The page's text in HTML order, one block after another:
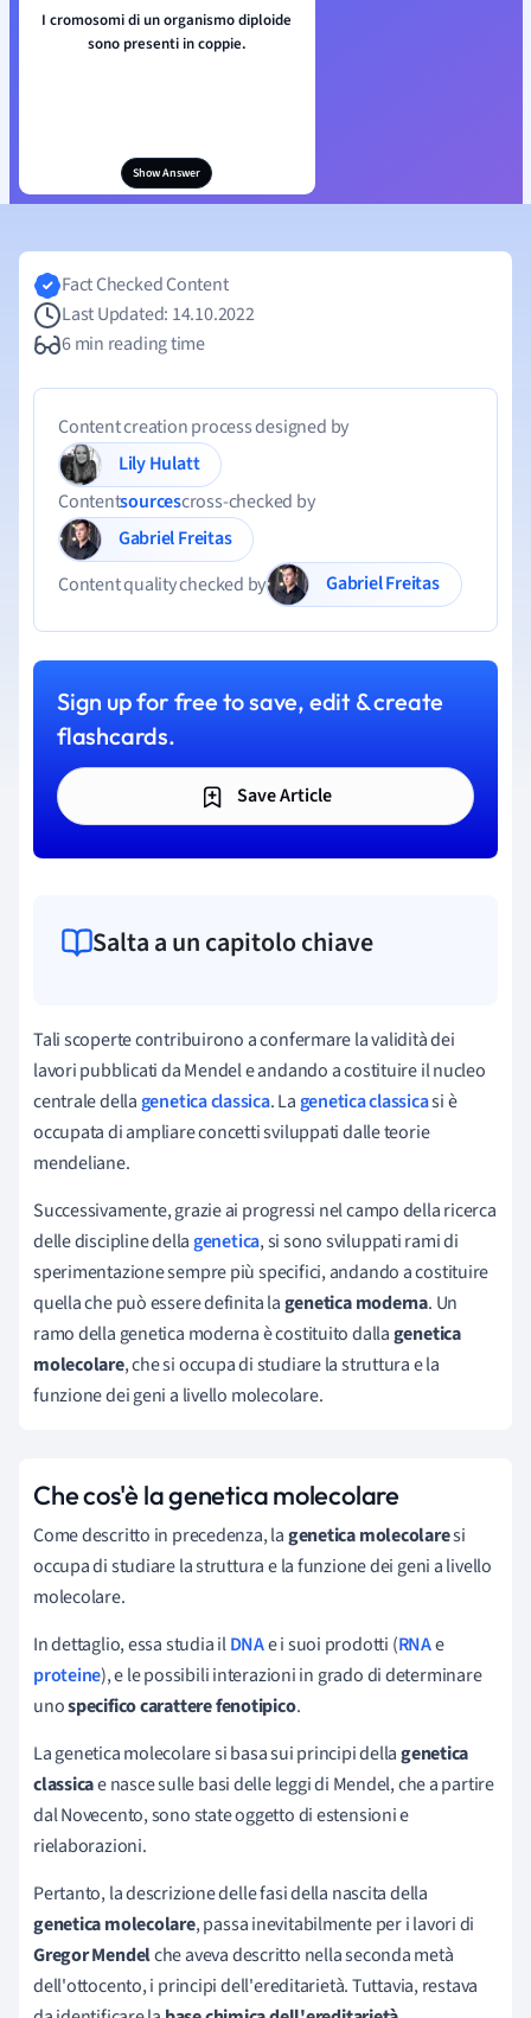
I cromosomi di un organismo diploide
sono presenti in coppie.
Show Answer
Fact Checked Content
Last Updated: 14.10.2022
6 min reading time
Content creation process designed by
Lily Hulatt
Contentsourcescross-checked by
Gabriel Freitas
Content quality checked by
Gabriel Freitas
Sign up for free to save, edit & create
flashcards.
Save Article
Salta a un capitolo chiave
Tali scoperte contribuirono a confermare la validità dei
lavori pubblicati da Mendel e andando a costituire il nucleo
centrale della genetica classica. La genetica classicasi è
occupata di ampliare concetti sviluppati dalle teorie
mendeliane.
Successivamente, grazie ai progressi nel campo della ricerca
delle discipline della genetica, si sono sviluppati rami di
sperimentazione sempre più specifici, andando a costituire
quella che può essere definita lagenetica moderna. Un
ramo della genetica moderna è costituito dallagenetica
molecolare, che si occupa di studiare la struttura e la
funzione dei geni a livello molecolare.
Che cos'è la genetica molecolare
Come descritto in precedenza, lagenetica molecolaresi
occupa di studiare la struttura e la funzione dei geni a livello
molecolare.
In dettaglio, essa studia ilDNAe i suoi prodotti (RNAe
proteine), e le possibili interazioni in grado di determinare
unospecifico carattere fenotipico.
La genetica molecolare si basa sui principi dellagenetica
classicae nasce sulle basi delle leggi di Mendel, che a partire
dal Novecento, sono state oggetto di estensioni e
rielaborazioni.
Pertanto, la descrizione delle fasi della nascita della
genetica molecolare, passa inevitabilmente per i lavori di
Gregor Mendelche aveva descritto nella seconda metà
dell'ottocento, i principi dell'ereditarietà. Tuttavia, restava